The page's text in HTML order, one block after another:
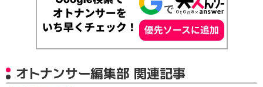
オトナンサー編集部 関連記事